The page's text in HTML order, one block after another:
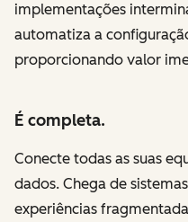
implementações
automatiza a
proporcionando valor
É completa.
Conecte todas as suas
dados. Chega de
experiências